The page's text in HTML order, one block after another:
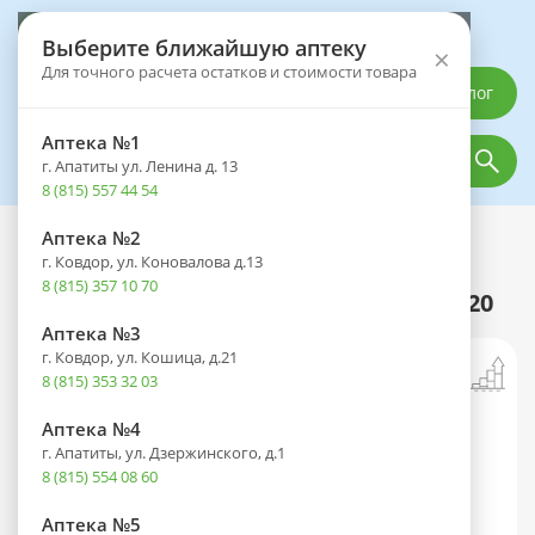
Выберите ближайшую аптеку
Для точного расчета остатков и стоимости товара ×
Аптека №1
г. Апатиты ул. Ленина д. 13
8 (815) 557 44 54
Аптека №2
г. Ковдор, ул. Коновалова д.13
8 (815) 357 10 70
Аптека №3
г. Ковдор, ул. Кошица, д.21
8 (815) 353 32 03
Аптека №4
г. Апатиты, ул. Дзержинского, д.1
8 (815) 554 08 60
Аптека №5
Каталог
Каталог Лечебное и диетическое питание
Фиточай Здоровый выбор №3
успокаивающий пак.-фильтр 1,5г №20